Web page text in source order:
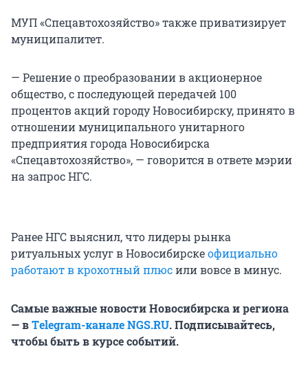
МУП «Спецавтохозяйство» также приватизирует
муниципалитет.
— Решение о преобразовании в акционерное
общество, с последующей пе­редачей 100
процентов акций городу Новосибирску, принято в
отношении муниципального унитарного
предприятия города Новосибирска
«Спецавтохозяйство», — говорится в ответе мэрии
на запрос НГС.
Ранее НГС выяснил, что лидеры рынка
ритуальных услуг в Новосибирскеофициально
работают в крохотный плюсили вовсе в минус.
Самые важные новости Новосибирска и региона
— вТelegram-канале NGS.RU. Подписывайтесь,
чтобы быть в курсе событий.